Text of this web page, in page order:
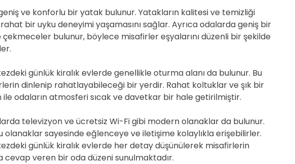
ve konforlu bir yatak bulunur. Yatakların kalitesi ve temizliği
bir uyku deneyimi yaşamasını sağlar. Ayrıca odalarda geniş bir
çekmeceler bulunur, böylece misafirler eşyalarını düzenli bir şekilde
günlük kiralık evlerde genellikle oturma alanı da bulunur. Bu
dinlenip rahatlayabileceği bir yerdir. Rahat koltuklar ve şık bir
odaların atmosferi sıcak ve davetkar bir hale getirilmiştir.
televizyon ve ücretsiz Wi-Fi gibi modern olanaklar da bulunur.
olanaklar sayesinde eğlenceye ve iletişime kolaylıkla erişebilirler.
günlük kiralık evlerde her detay düşünülerek misafirlerin
cevap veren bir oda düzeni sunulmaktadır.